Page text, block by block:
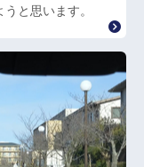
と思います。